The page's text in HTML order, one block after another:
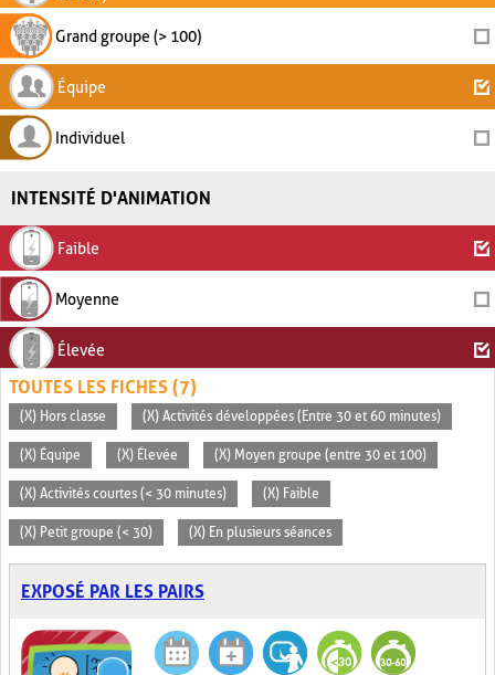
Grand groupe (> 100)
Équipe
Individuel
INTENSITÉ D'ANIMATION
Faible
Moyenne
Élevée
TOUTES LES FICHES (7)
(X) Hors classe (X) Activités développées (Entre 30 et 60 minutes)
(X) Équipe (X) Élevée (X) Moyen groupe (entre 30 et 100)
(X) Activités courtes (< 30 minutes) (X) Faible
(X) Petit groupe (< 30) (X) En plusieurs séances
EXPOSÉ PAR LES PAIRS